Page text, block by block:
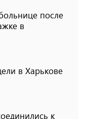
после
в
в Харькове
к